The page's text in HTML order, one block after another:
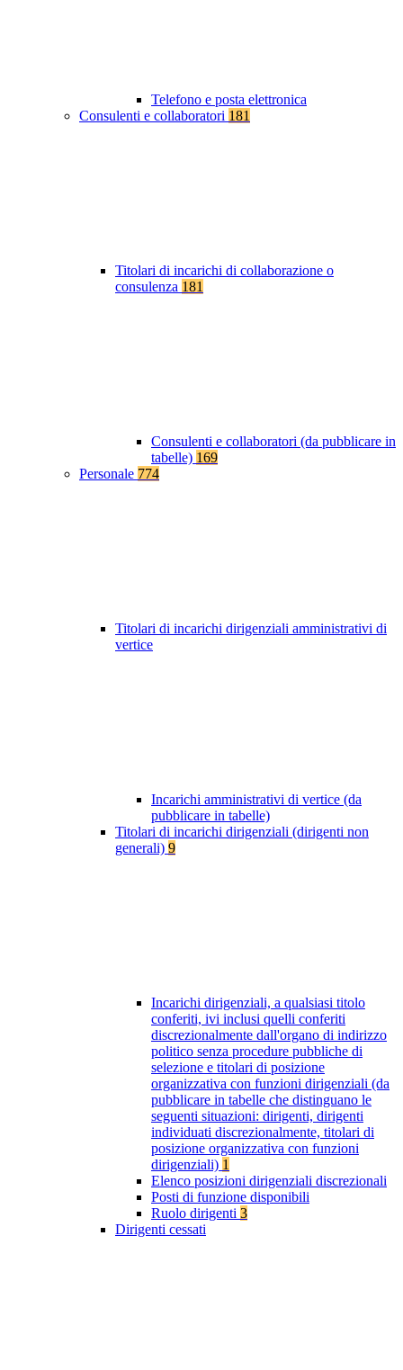
Telefono e posta elettronica
Consulenti e collaboratori 181
Titolari di incarichi di collaborazione o
consulenza 181
Consulenti e collaboratori (da pubblicare in
tabelle) 169
Personale 774
Titolari di incarichi dirigenziali amministrativi di
vertice
Incarichi amministrativi di vertice (da
pubblicare in tabelle)
Titolari di incarichi dirigenziali (dirigenti non
generali) 9
Incarichi dirigenziali, a qualsiasi titolo
conferiti, ivi inclusi quelli conferiti
discrezionalmente dall'organo di indirizzo
politico senza procedure pubbliche di
selezione e titolari di posizione
organizzativa con funzioni dirigenziali (da
pubblicare in tabelle che distinguano le
seguenti situazioni: dirigenti, dirigenti
individuati discrezionalmente, titolari di
posizione organizzativa con funzioni
dirigenziali) 1
Elenco posizioni dirigenziali discrezionali
Posti di funzione disponibili
Ruolo dirigenti 3
Dirigenti cessati